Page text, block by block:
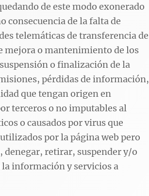
de este modo exonerado
consecuencia de la falta de
telemáticas de transferencia de
mejora o mantenimiento de los
o finalización de la
pérdidas de información,
que tengan origen en
terceros o no imputables al
o causados por virus que
por la página web pero
denegar, retirar, suspender y/o
la información y servicios a